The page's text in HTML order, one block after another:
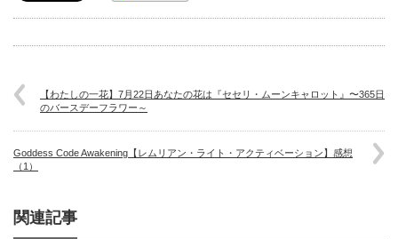
【わたしの一花】7月22日あなたの花は『セセリ・ムーンキャロット』〜365日
のバースデーフラワー～
Goddess Code Awakening【レムリアン・ライト・アクティベーション】感想
（1）
関連記事